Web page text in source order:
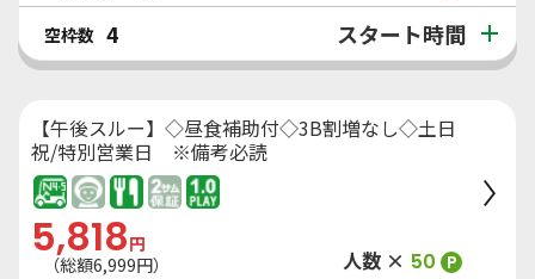
空枠数 4 スタート時間
【午後スルー】◇昼食補助付◇3B割増なし◇土日
祝/特別営業日 ※備考必読
5,818円
（総額6,999円） 人数 × 50 P